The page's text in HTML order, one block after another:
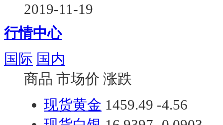
2019-11-19
行情中心
国际 国内
商品 市场价 涨跌
现货黄金 1459.49 -4.56